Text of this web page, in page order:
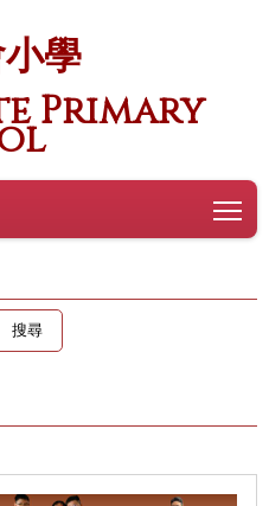
學
Primary